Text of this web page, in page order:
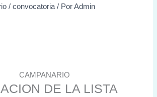
/convocatoria/ PorAdmin
CAMPANARIO
DE LA LISTA